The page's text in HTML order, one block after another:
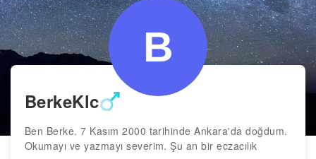
BerkeKlc
Ben Berke. 7 Kasım 2000 tarihinde Ankara'da doğdum.
Okumayı ve yazmayı severim. Şu an bir eczacılık